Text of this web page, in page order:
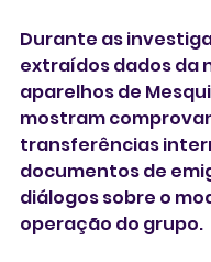
Durante as
extraídos dados da
aparelhos de
mostram
transferências
documentos de
diálogos sobre o
operação do grupo.